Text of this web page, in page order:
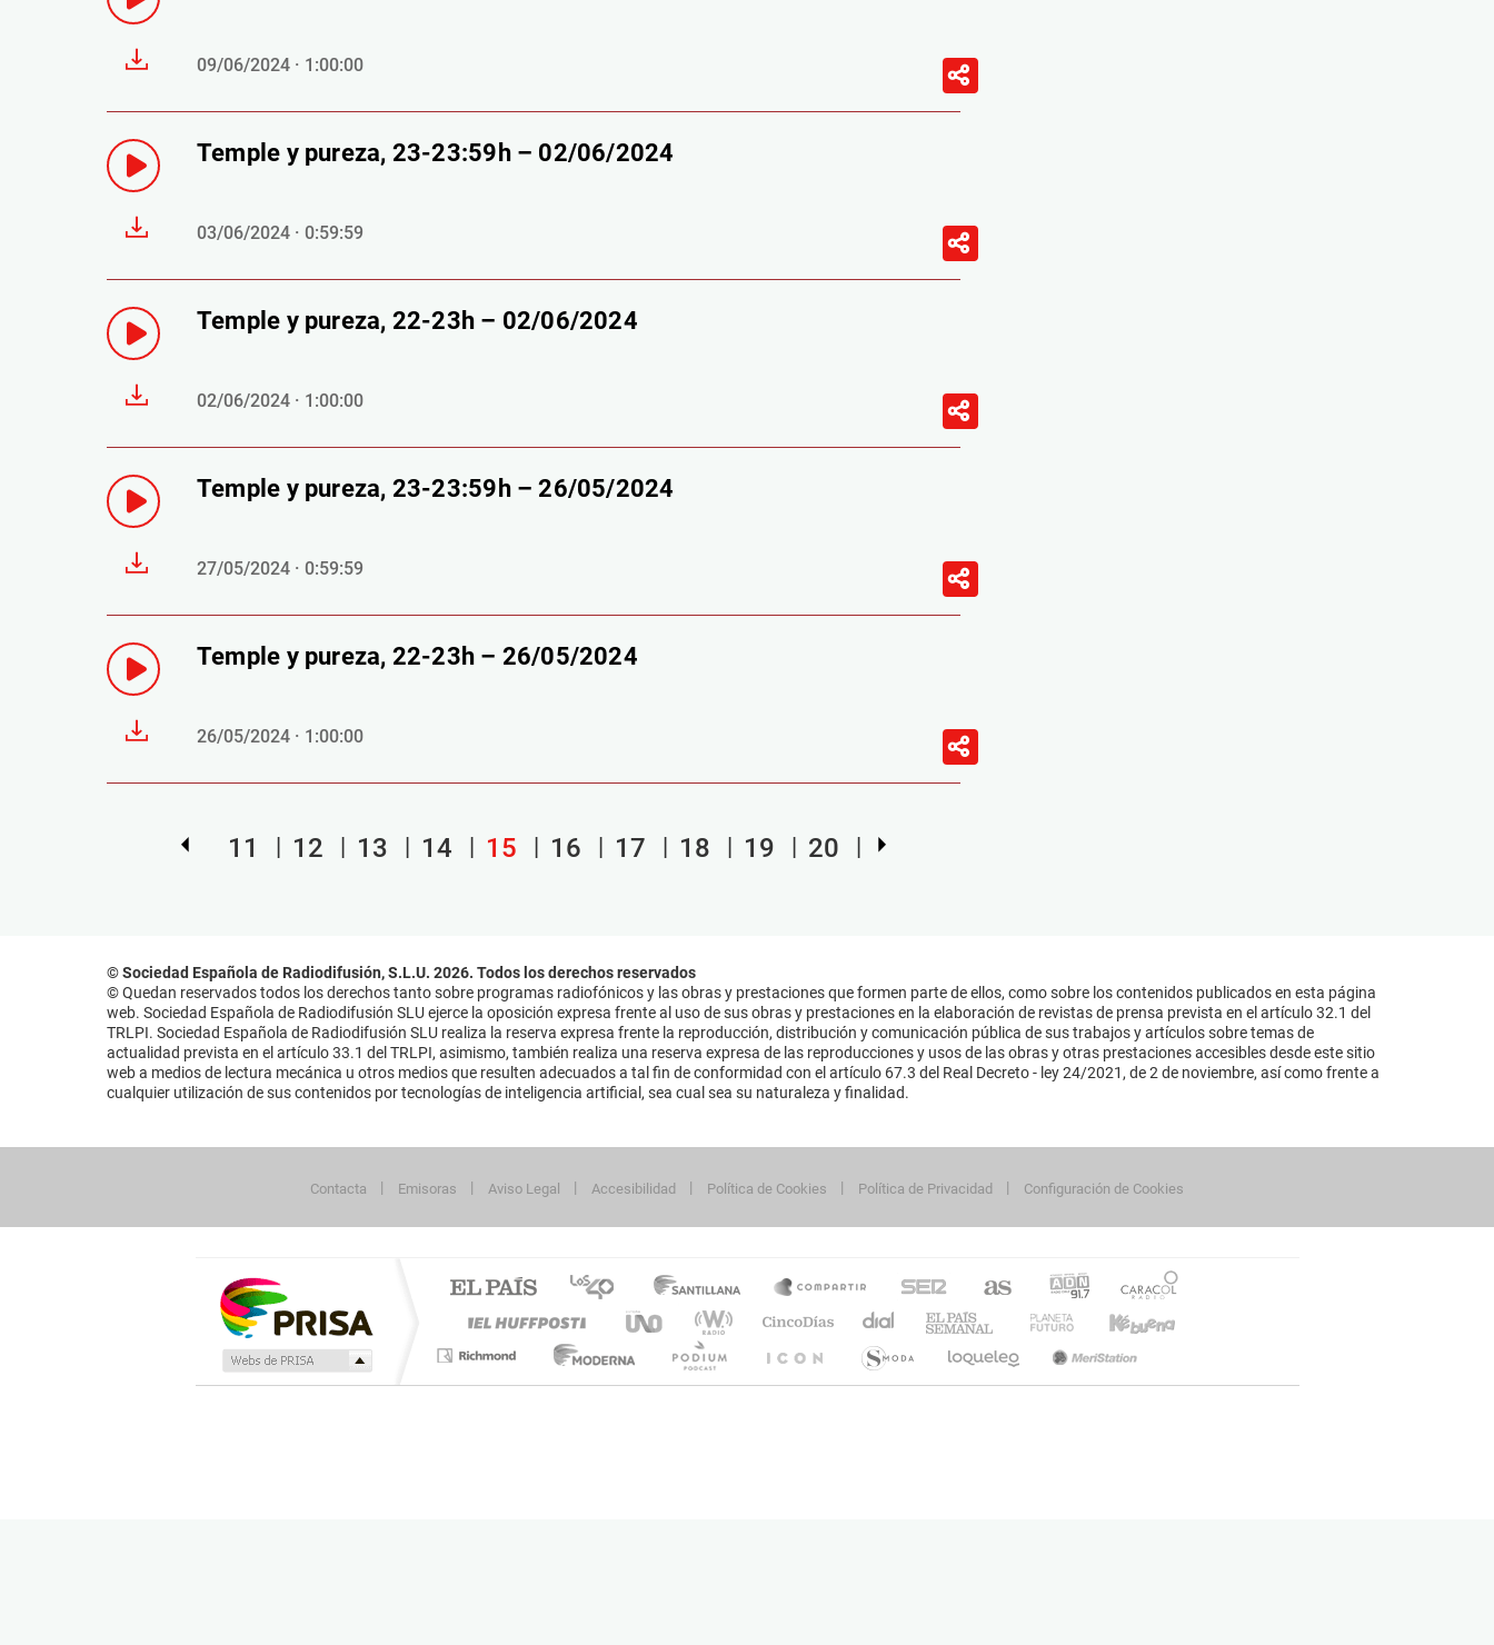
09/06/2024 · 1:00:00
Temple y pureza, 23-23:59h – 02/06/2024
03/06/2024 · 0:59:59
Temple y pureza, 22-23h – 02/06/2024
02/06/2024 · 1:00:00
Temple y pureza, 23-23:59h – 26/05/2024
27/05/2024 · 0:59:59
Temple y pureza, 22-23h – 26/05/2024
26/05/2024 · 1:00:00
11 12 13 14 15 16 17 18 19 20
© Sociedad Española de Radiodifusión, S.L.U. 2026. Todos los derechos reservados
© Quedan reservados todos los derechos tanto sobre programas radiofónicos y las obras y prestaciones que formen parte de ellos, como sobre los contenidos publicados en esta página
web. Sociedad Española de Radiodifusión SLU ejerce la oposición expresa frente al uso de sus obras y prestaciones en la elaboración de revistas de prensa prevista en el artículo 32.1 del
TRLPI. Sociedad Española de Radiodifusión SLU realiza la reserva expresa frente la reproducción, distribución y comunicación pública de sus trabajos y artículos sobre temas de
actualidad prevista en el artículo 33.1 del TRLPI, asimismo, también realiza una reserva expresa de las reproducciones y usos de las obras y otras prestaciones accesibles desde este sitio
web a medios de lectura mecánica u otros medios que resulten adecuados a tal fin de conformidad con el artículo 67.3 del Real Decreto - ley 24/2021, de 2 de noviembre, así como frente a
cualquier utilización de sus contenidos por tecnologías de inteligencia artificial, sea cual sea su naturaleza y finalidad.
Contacta Emisoras Aviso Legal Accesibilidad Política de Cookies Política de Privacidad Configuración de Cookies